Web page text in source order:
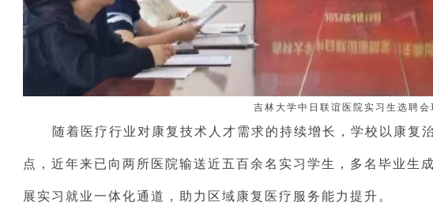
吉林大学中日联谊医院实习生选聘会
随着医疗行业对康复技术人才需求的持续增长，学校以康复
点，近年来已向两所医院输送近五百余名实习学生，多名毕业生
展实习就业一体化通道，助力区域康复医疗服务能力提升。